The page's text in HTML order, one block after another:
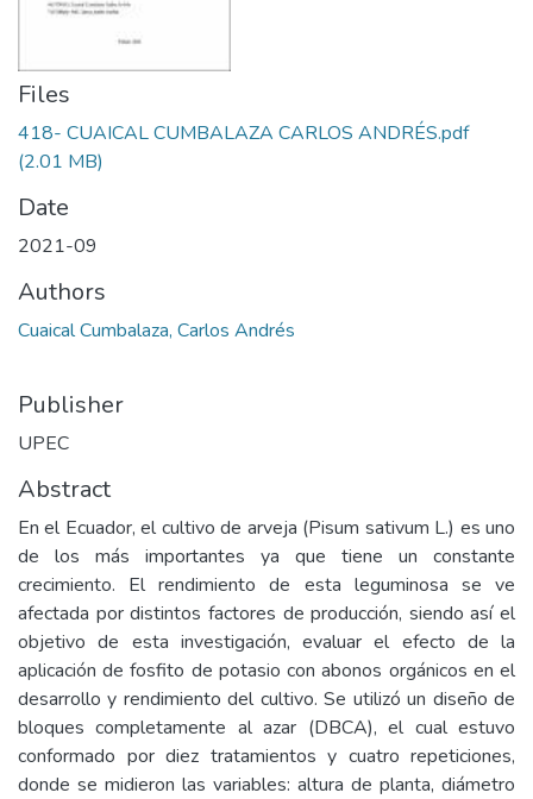
Files
418- CUAICAL CUMBALAZA CARLOS ANDRÉS.pdf
(2.01 MB)
Date
2021-09
Authors
Cuaical Cumbalaza, Carlos Andrés
Publisher
UPEC
Abstract
En el Ecuador, el cultivo de arveja (Pisum sativum L.) es uno
de los más importantes ya que tiene un constante
crecimiento. El rendimiento de esta leguminosa se ve
afectada por distintos factores de producción, siendo así el
objetivo de esta investigación, evaluar el efecto de la
aplicación de fosfito de potasio con abonos orgánicos en el
desarrollo y rendimiento del cultivo. Se utilizó un diseño de
bloques completamente al azar (DBCA), el cual estuvo
conformado por diez tratamientos y cuatro repeticiones,
donde se midieron las variables: altura de planta, diámetro